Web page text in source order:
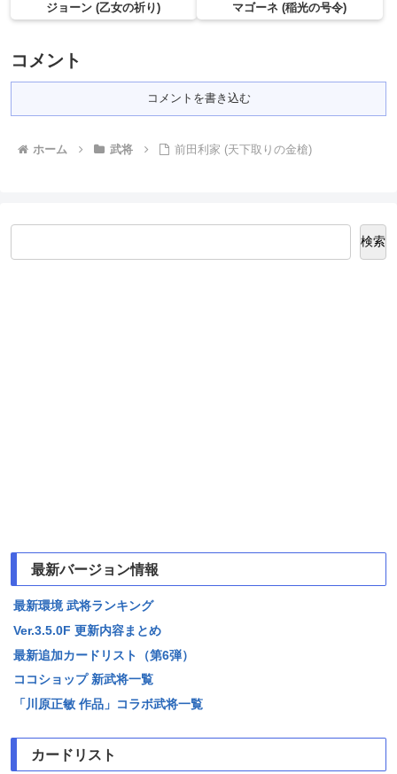
ジョーン (乙女の祈り) マゴーネ (稲光の号令)
コメント
コメントを書き込む
ホーム 武将 前田利家 (天下取りの金槍)
検索
最新バージョン情報
最新環境 武将ランキング
Ver.3.5.0F 更新内容まとめ
最新追加カードリスト（第6弾）
ココショップ 新武将一覧
「川原正敏 作品」コラボ武将一覧
カードリスト